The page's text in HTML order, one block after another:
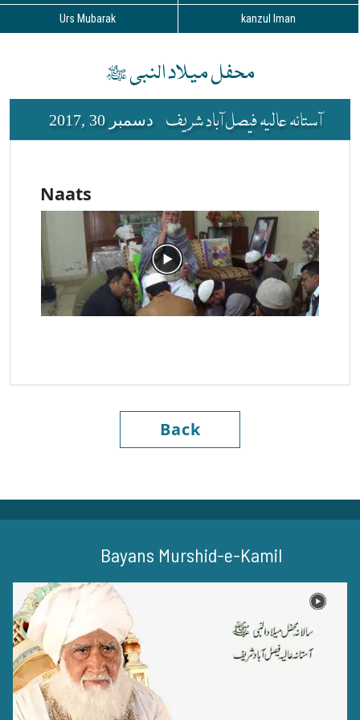
Urs Mubarak kanzul Iman
محفل میلاد النبی ﷺ
دسمبر 30 ,2017 آستانہ عالیہ فیصل آباد شریف
Naats
Back
Bayans Murshid-e-Kamil